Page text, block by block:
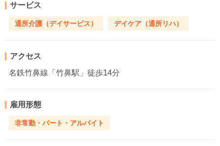
サービス
通所介護（デイサービス） デイケア（通所リハ）
アクセス
名鉄竹鼻線「竹鼻駅」徒歩14分
雇用形態
非常勤・パート・アルバイト